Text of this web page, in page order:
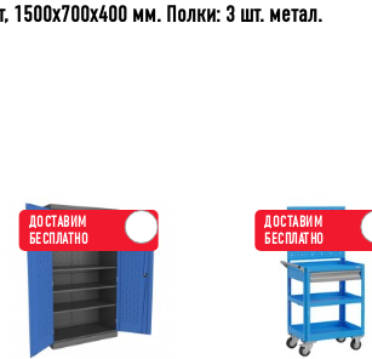
1500x700x400 мм. Полки: 3 шт. метал.
ДОСТАВИМ
БЕСПЛАТНО
ДОСТАВИМ
БЕСПЛАТНО